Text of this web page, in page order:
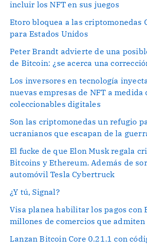
incluir los NFT en sus juegos
Etoro bloquea a las criptomonedas
para Estados Unidos
Peter Brandt advierte de una
de Bitcoin: ¿se acerca una
Los inversores en tecnología
nuevas empresas de NFT a medida
coleccionables digitales
Son las criptomonedas un refugio
ucranianos que escapan de la
El fucke de que Elon Musk regala
Bitcoins y Ethereum. Además de
automóvil Tesla Cybertruck
¿Y tú, Signal?
Visa planea habilitar los pagos con
millones de comercios que
Lanzan Bitcoin Core 0.21.1 con